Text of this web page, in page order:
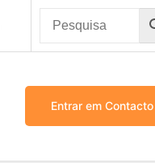
Entrar em Contacto